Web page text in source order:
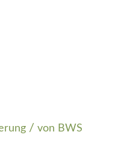
/ von BWS